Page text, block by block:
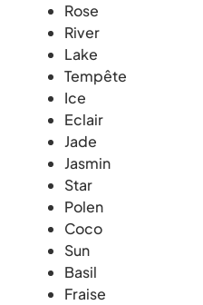
Rose
River
Lake
Tempête
Ice
Eclair
Jade
Jasmin
Star
Polen
Coco
Sun
Basil
Fraise